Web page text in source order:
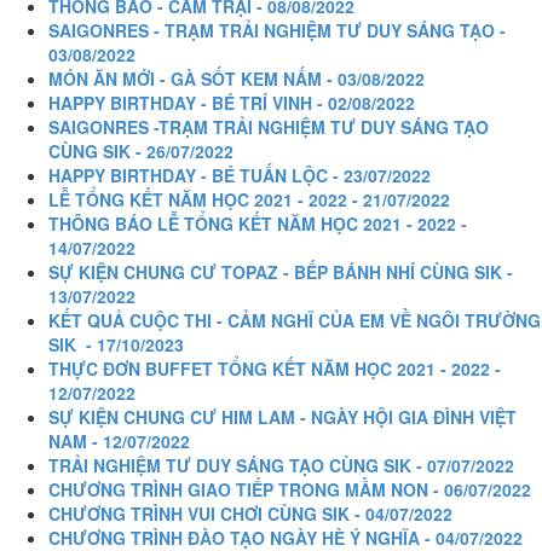
THÔNG BÁO - CẮM TRẠI - 08/08/2022
SAIGONRES - TRẠM TRẢI NGHIỆM TƯ DUY SÁNG TẠO -
03/08/2022
MÓN ĂN MỚI - GÀ SỐT KEM NẤM - 03/08/2022
HAPPY BIRTHDAY - BÉ TRÍ VINH - 02/08/2022
SAIGONRES -TRẠM TRẢI NGHIỆM TƯ DUY SÁNG TẠO
CÙNG SIK - 26/07/2022
HAPPY BIRTHDAY - BÉ TUẤN LỘC - 23/07/2022
LỄ TỔNG KẾT NĂM HỌC 2021 - 2022 - 21/07/2022
THÔNG BÁO LỄ TỔNG KẾT NĂM HỌC 2021 - 2022 -
14/07/2022
SỰ KIỆN CHUNG CƯ TOPAZ - BẾP BÁNH NHÍ CÙNG SIK -
13/07/2022
KẾT QUẢ CUỘC THI - CẢM NGHĨ CỦA EM VỀ NGÔI TRƯỜNG
SIK - 17/10/2023
THỰC ĐƠN BUFFET TỔNG KẾT NĂM HỌC 2021 - 2022 -
12/07/2022
SỰ KIỆN CHUNG CƯ HIM LAM - NGÀY HỘI GIA ĐÌNH VIỆT
NAM - 12/07/2022
TRẢI NGHIỆM TƯ DUY SÁNG TẠO CÙNG SIK - 07/07/2022
CHƯƠNG TRÌNH GIAO TIẾP TRONG MẦM NON - 06/07/2022
CHƯƠNG TRÌNH VUI CHƠI CÙNG SIK - 04/07/2022
CHƯƠNG TRÌNH ĐÀO TẠO NGÀY HÈ Ý NGHĨA - 04/07/2022